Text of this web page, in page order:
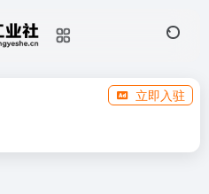
立即入驻